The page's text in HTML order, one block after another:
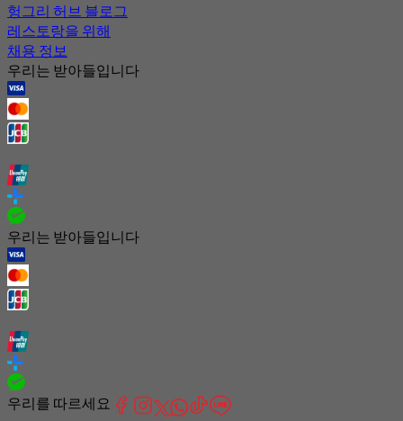
헝그리 허브 블로그
레스토랑을 위해
채용 정보
우리는 받아들입니다
우리는 받아들입니다
우리를 따르세요